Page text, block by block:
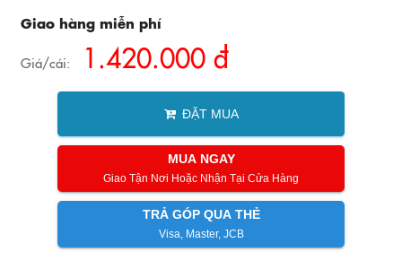
Giao hàng miễn phí
Giá/cái: 1.420.000 đ
ĐẶT MUA
MUA NGAY
Giao Tận Nơi Hoặc Nhận Tại Cửa Hàng
TRẢ GÓP QUA THẺ
Visa, Master, JCB